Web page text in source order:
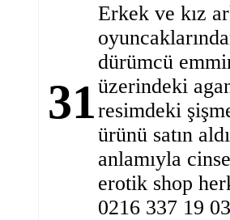
31
Erkek ve kız
dürümcü
üzerindeki
resimdeki
ürünü satın
anlamıyla
erotik shop
0216 337 19